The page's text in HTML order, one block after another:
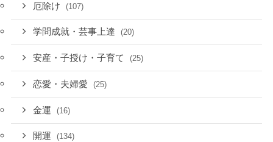
厄除け (107)
学問成就・芸事上達 (20)
安産・子授け・子育て (25)
恋愛・夫婦愛 (25)
金運 (16)
開運 (134)